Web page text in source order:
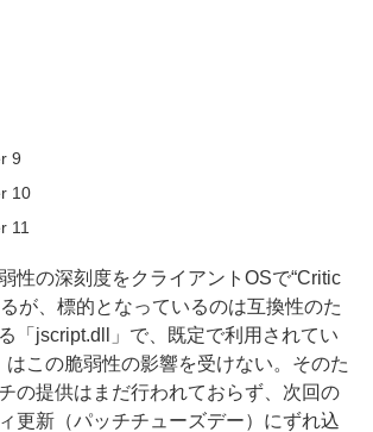
9
10
11
性の深刻度をクライアントOSで“Critic
が、標的となっているのは互換性のた
「jscript.dll」で、既定で利用されてい
はこの脆弱性の影響を受けない。そのた
の提供はまだ行われておらず、次回の
更新（パッチチューズデー）にずれ込